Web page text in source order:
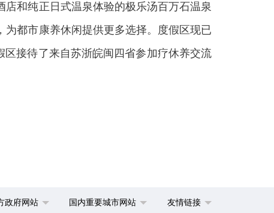
和纯正日式温泉体验的极乐汤百万石温泉
都市康养休闲提供更多选择。度假区现已
接待了来自苏浙皖闽四省参加疗休养交流
政府网站 国内重要城市网站 友情链接